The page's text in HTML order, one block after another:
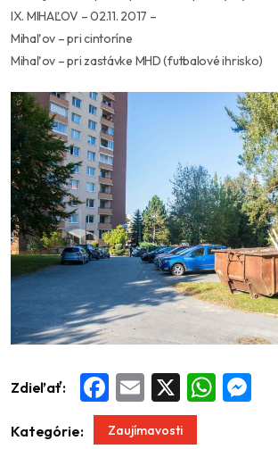
IX. MIHAĽOV – 02.11. 2017 –
Mihaľov – pri cintoríne
Mihaľov – pri zastávke MHD (futbalové ihrisko)
Zdieľať: Facebook
Email WhatsApp
Kategórie: Zaujímavosti